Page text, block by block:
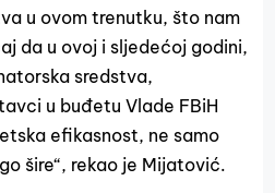
u ovom trenutku, što nam
da u ovoj i sljedećoj godini,
sredstva,
u buđetu Vlade FBiH
efikasnost, ne samo
šire“, rekao je Mijatović.